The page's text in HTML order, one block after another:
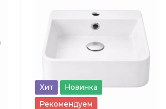
Хит
Новинка
Рекомендуем